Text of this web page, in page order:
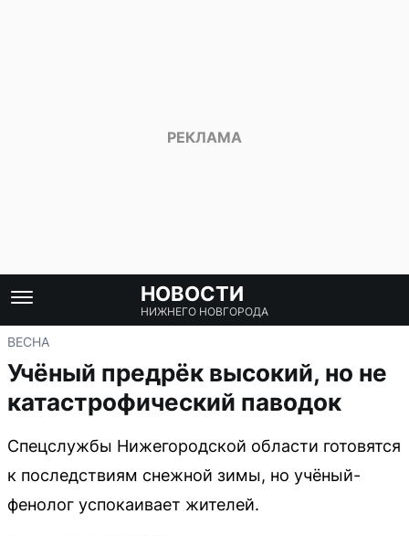
НОВОСТИ
НИЖНЕГО НОВГОРОДА
ВЕСНА
Учёный предрёк высокий, но не
катастрофический паводок
Спецслужбы Нижегородской области готовятся
к последствиям снежной зимы, но учёный-
фенолог успокаивает жителей.